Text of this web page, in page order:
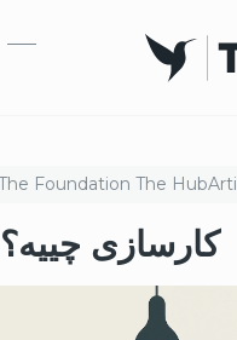
Foundation The Hub
کارسازی چییە؟